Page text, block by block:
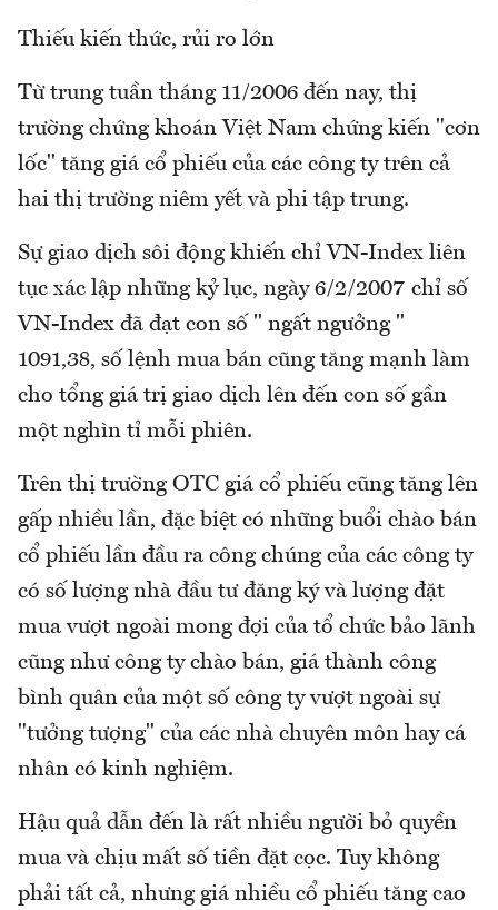
Thiếu kiến thức, rủi ro lớn
Từ trung tuần tháng 11/2006 đến nay, thị
trường chứng khoán Việt Nam chứng kiến "cơn
lốc" tăng giá cổ phiếu của các công ty trên cả
hai thị trường niêm yết và phi tập trung.
Sự giao dịch sôi động khiến chỉ VN-Index liên
tục xác lập những kỷ lục, ngày 6/2/2007 chỉ số
VN-Index đã đạt con số " ngất ngưởng "
1091,38, số lệnh mua bán cũng tăng mạnh làm
cho tổng giá trị giao dịch lên đến con số gần
một nghìn tỉ mỗi phiên.
Trên thị trường OTC giá cổ phiếu cũng tăng lên
gấp nhiều lần, đặc biệt có những buổi chào bán
cổ phiếu lần đầu ra công chúng của các công ty
có số lượng nhà đầu tư đăng ký và lượng đặt
mua vượt ngoài mong đợi của tổ chức bảo lãnh
cũng như công ty chào bán, giá thành công
bình quân của một số công ty vượt ngoài sự
"tưởng tượng" của các nhà chuyên môn hay cá
nhân có kinh nghiệm.
Hậu quả dẫn đến là rất nhiều người bỏ quyền
mua và chịu mất số tiền đặt cọc. Tuy không
phải tất cả, nhưng giá nhiều cổ phiếu tăng cao